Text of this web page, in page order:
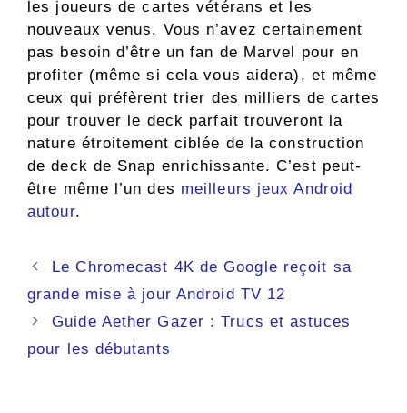
les joueurs de cartes vétérans et les
nouveaux venus. Vous n’avez certainement
pas besoin d’être un fan de Marvel pour en
profiter (même si cela vous aidera), et même
ceux qui préfèrent trier des milliers de cartes
pour trouver le deck parfait trouveront la
nature étroitement ciblée de la construction
de deck de Snap enrichissante. C’est peut-
être même l’un des meilleurs jeux Android
autour.
Navigation
Le Chromecast 4K de Google reçoit sa
grande mise à jour Android TV 12
Guide Aether Gazer : Trucs et astuces
pour les débutants